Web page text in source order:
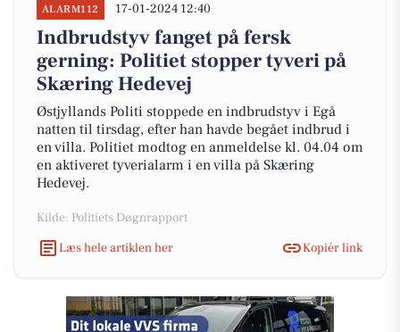
ALARM112 17-01-2024 12:40
Indbrudstyv fanget på fersk
gerning: Politiet stopper tyveri på
Skæring Hedevej
Østjyllands Politi stoppede en indbrudstyv i Egå
natten til tirsdag, efter han havde begået indbrud i
en villa. Politiet modtog en anmeldelse kl. 04.04 om
en aktiveret tyverialarm i en villa på Skæring
Hedevej.
Kilde: Politiets Døgnrapport
Læs hele artiklen her
Kopiér link